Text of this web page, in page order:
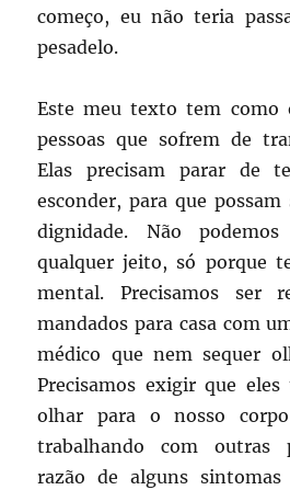
começo, eu não teria
pesadelo.
Este meu texto tem como
pessoas que sofrem de
Elas precisam parar de
esconder, para que
dignidade. Não
qualquer jeito, só porque
mental. Precisamos ser
mandados para casa com
médico que nem sequer
Precisamos exigir que
olhar para o nosso
trabalhando com outras
razão de alguns